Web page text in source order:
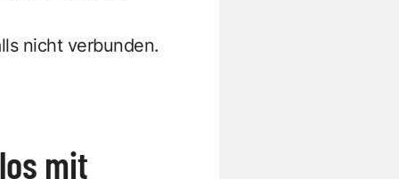
nicht verbunden.
mit